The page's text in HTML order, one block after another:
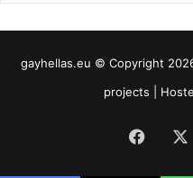
gayhellas.eu © Copyright
projects |